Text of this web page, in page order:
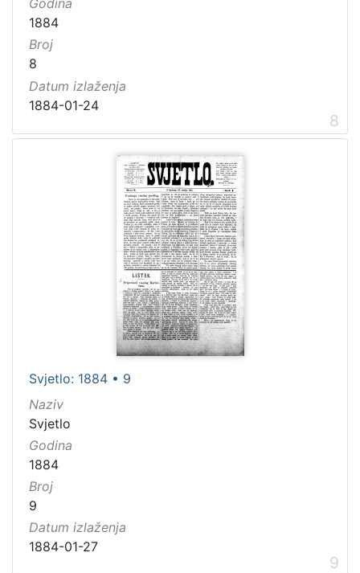
Godina
1884
Broj
8
Datum izlaženja
1884-01-24
8
Svjetlo: 1884 • 9
Naziv
Svjetlo
Godina
1884
Broj
9
Datum izlaženja
1884-01-27
9